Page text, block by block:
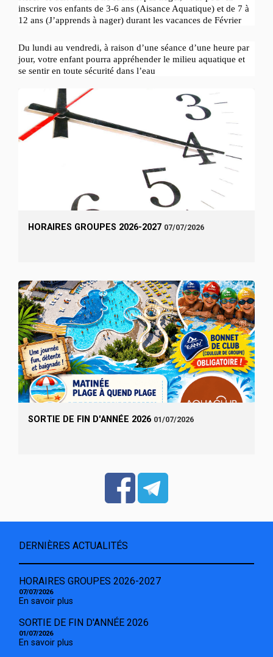
inscrire vos enfants de 3-6 ans (Aisance Aquatique) et de 7 à
12 ans (J’apprends à nager) durant les vacances de Février
Du lundi au vendredi, à raison d’une séance d’une heure par
jour, votre enfant pourra appréhender le milieu aquatique et
se sentir en toute sécurité dans l’eau
HORAIRES GROUPES 2026-2027 07/07/2026
SORTIE DE FIN D'ANNÉE 2026 01/07/2026
DERNIÈRES ACTUALITÉS
HORAIRES GROUPES 2026-2027
07/07/2026
En savoir plus
SORTIE DE FIN D'ANNÉE 2026
01/07/2026
En savoir plus